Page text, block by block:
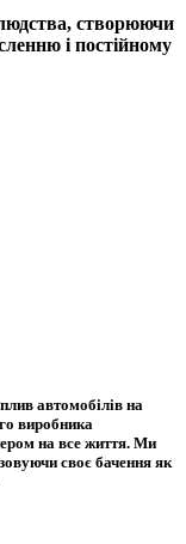
створюючи
і постійному
автомобілів на
виробника
на все життя. Ми
своє бачення як